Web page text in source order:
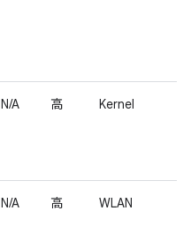
N/A 高 Kernel
N/A 高 WLAN